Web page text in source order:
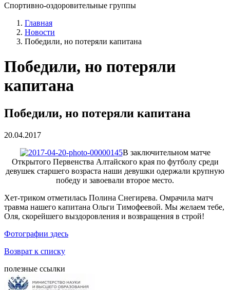
Спортивно-оздоровительные группы
Главная
Новости
Победили, но потеряли капитана
Победили, но потеряли
капитана
Победили, но потеряли капитана
20.04.2017
В заключительном матче
Открытого Первенства Алтайского края по футболу среди
девушек старшего возраста наши девушки одержали крупную
победу и завоевали второе место.
Хет-триком отметилась Полина Снегирева. Омрачила матч
травма нашего капитана Ольги Тимофеевой. Мы желаем тебе,
Оля, скорейшего выздоровления и возвращения в строй!
Фотографии здесь
Возврат к списку
полезные ссылки